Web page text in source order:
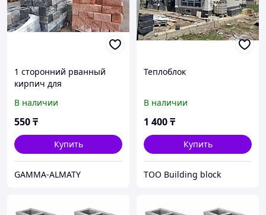
1 сторонний рванный
кирпич для
В наличии
550₸
Купить
GAMMA-ALMATY
Теплоблок
В наличии
1 400₸
Купить
ТОО Building block